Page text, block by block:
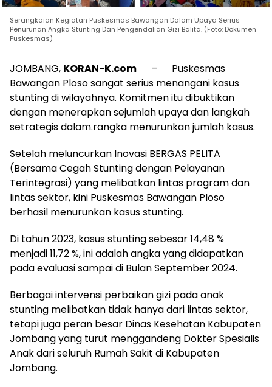
Serangkaian Kegiatan Puskesmas Bawangan Dalam Upaya Serius
Penurunan Angka Stunting Dan Pengendalian Gizi Balita. (Foto: Dokumen
Puskesmas)
JOMBANG, KORAN-K.com – Puskesmas
Bawangan Ploso sangat serius menangani kasus
stunting di wilayahnya. Komitmen itu dibuktikan
dengan menerapkan sejumlah upaya dan langkah
setrategis dalam.rangka menurunkan jumlah kasus.
Setelah meluncurkan Inovasi BERGAS PELITA
(Bersama Cegah Stunting dengan Pelayanan
Terintegrasi) yang melibatkan lintas program dan
lintas sektor, kini Puskesmas Bawangan Ploso
berhasil menurunkan kasus stunting.
Di tahun 2023, kasus stunting sebesar 14,48 %
menjadi 11,72 %, ini adalah angka yang didapatkan
pada evaluasi sampai di Bulan September 2024.
Berbagai intervensi perbaikan gizi pada anak
stunting melibatkan tidak hanya dari lintas sektor,
tetapi juga peran besar Dinas Kesehatan Kabupaten
Jombang yang turut menggandeng Dokter Spesialis
Anak dari seluruh Rumah Sakit di Kabupaten
Jombang.